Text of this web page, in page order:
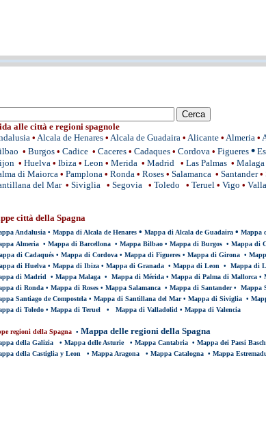
alle città e regioni spagnole
• Alcala de Henares • Alcala de Guadaira • Alicante • Almeria •
• Burgos • Cadice • Caceres • Cadaques • Cordova • Figueres •
• Huelva • Ibiza • Leon • Merida • Madrid • Las Palmas • Malaga
di Maiorca • Pamplona • Ronda • Roses • Salamanca • Santander•
del Mar • Siviglia • Segovia • Toledo • Teruel • Vigo •
città della Spagna
Andalusia • Mappa di Alcala de Henares • Mappa di Alcala de Guadaira • Mappa
Almeria • Mappa di Barcellona • Mappa Bilbao • Mappa di Burgos • Mappa di
di Cadaqués • Mappa di Cordova • Mappa di Figueres • Mappa di Girona •
di Huelva • Mappa di Ibiza • Mappa di Granada • Mappa di Leon •
Mappa di
di Madrid • Mappa Malaga • Mappa di Mérida • Mappa di Palma di Mallorca •
di Ronda • Mappa di Roses • Mappa Salamanca • Mappa di Santander •
Mappa
Santiago de Compostela • Mappa di Santillana del Mar • Mappa di Siviglia •
di Toledo • Mappa di Teruel • Mappa di Valladolid • Mappa di Valencia
regioni della Spagna ▪ Mappa delle regioni della Spagna
della Galizia • Mappa delle Asturie • Mappa Cantabria • Mappa dei Paesi
della Castiglia y Leon • Mappa Aragona • Mappa Catalogna • Mappa